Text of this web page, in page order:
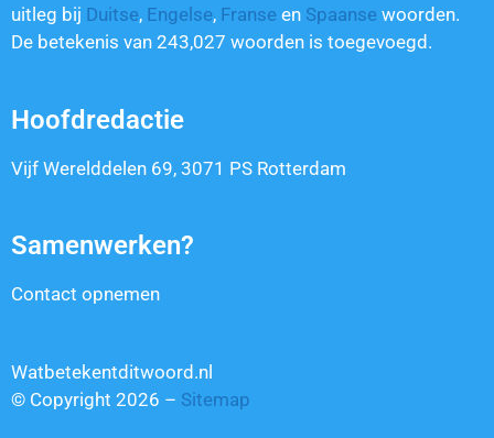
uitleg bij Duitse, Engelse, Franse en Spaanse woorden.
De betekenis van 243,027 woorden is toegevoegd.
Hoofdredactie
Vijf Werelddelen 69, 3071 PS Rotterdam
Samenwerken?
Contact opnemen
Watbetekentditwoord.nl
© Copyright 2026 – Sitemap